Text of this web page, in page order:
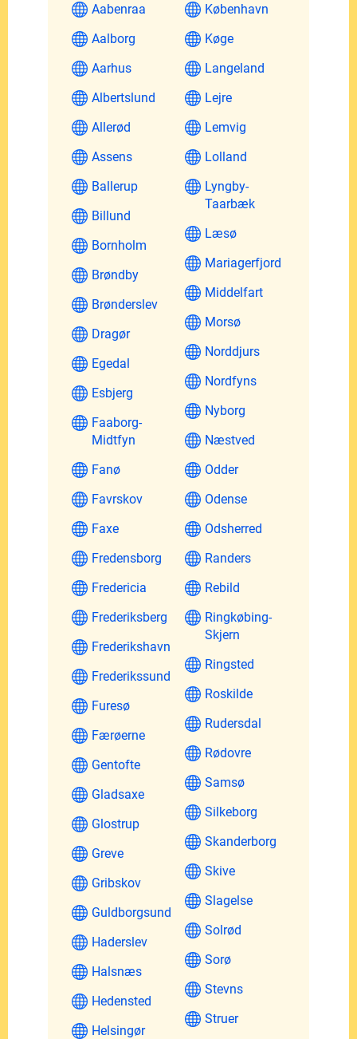
Aabenraa
Aalborg
Aarhus
Albertslund
Allerød
Assens
Ballerup
Billund
Bornholm
Brøndby
Brønderslev
Dragør
Egedal
Esbjerg
Faaborg-
Midtfyn
Fanø
Favrskov
Faxe
Fredensborg
Fredericia
Frederiksberg
Frederikshavn
Frederikssund
Furesø
Færøerne
Gentofte
Gladsaxe
Glostrup
Greve
Gribskov
Guldborgsund
Haderslev
Halsnæs
Hedensted
Helsingør
København
Køge
Langeland
Lejre
Lemvig
Lolland
Lyngby-
Taarbæk
Læsø
Mariagerfjord
Middelfart
Morsø
Norddjurs
Nordfyns
Nyborg
Næstved
Odder
Odense
Odsherred
Randers
Rebild
Ringkøbing-
Skjern
Ringsted
Roskilde
Rudersdal
Rødovre
Samsø
Silkeborg
Skanderborg
Skive
Slagelse
Solrød
Sorø
Stevns
Struer